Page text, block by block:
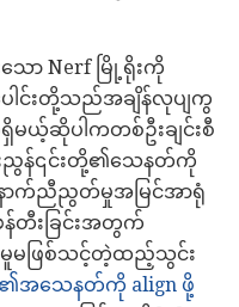
ာ Nerf မြို့ရိုးကို
ါင်းတို့သည်အချိန်လုပျကွ
ယ့်ဆိုပါကတစ်ဦးချင်းစီ
းညွန်၎င်းတို့၏သေနတ်ကို
ောက်ညီညွတ်မှုအမြင်အာရုံ
တီးခြင်းအတွက်
မူမဖြစ်သင့်တဲ့ထည့်သွင်း
အသေနတ်ကို align ဖို့